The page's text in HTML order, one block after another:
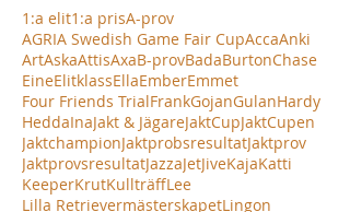
1:a elit1:a prisA-prov
AGRIA Swedish Game Fair CupAccaAnki
ArtAskaAttisAxaB-provBadaBurtonChase
EineElitklassEllaEmberEmmet
Four Friends TrialFrankGojanGulanHardy
HeddaInaJakt & JägareJaktCupJaktCupen
JaktchampionJaktprobsresultatJaktprov
JaktprovsresultatJazzaJetJiveKajaKatti
KeeperKrutKullträffLee
Lilla RetrievermästerskapetLingon